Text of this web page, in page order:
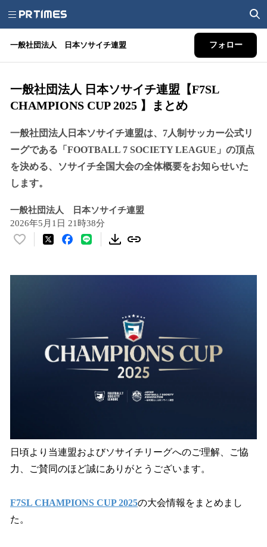
一般社団法人 日本ソサイチ連盟 フォロー
一般社団法人 日本ソサイチ連盟【F7SL
CHAMPIONS CUP 2025 】まとめ
一般社団法人日本ソサイチ連盟は、7人制サッカー公式リ
ーグである「FOOTBALL 7 SOCIETY LEAGUE」の頂点
を決める、ソサイチ全国大会の全体概要をお知らせいた
します。
一般社団法人 日本ソサイチ連盟
2026年5月1日 21時38分
い
日頃より当連盟およびソサイチリーグへのご理解、ご協
力、ご賛同のほど誠にありがとうございます。
F7SL CHAMPIONS CUP 2025の大会情報をまとめまし
た。